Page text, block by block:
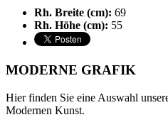
Rh. Breite (cm): 69
Rh. Höhe (cm): 55
MODERNE GRAFIK
Hier finden Sie eine Auswahl
Modernen Kunst.